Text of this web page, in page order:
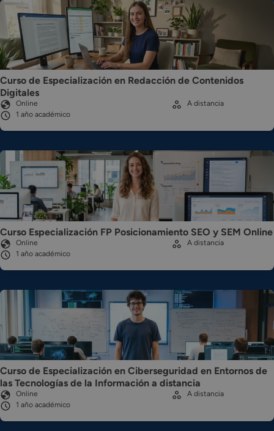
Curso de Especialización en Redacción de Contenidos
Digitales
Online
1 año académico
A distancia
Curso Especialización FP Posicionamiento SEO y SEM Online
Online
1 año académico
A distancia
Curso de Especialización en Ciberseguridad en Entornos de
las Tecnologías de la Información a distancia
Online
1 año académico
A distancia